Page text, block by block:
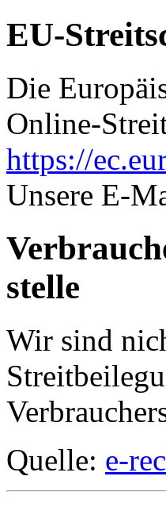
EU-
Die
Online-
https://
Unsere E-
stelle
Wir sind
Quelle: e-